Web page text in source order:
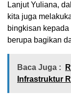
Lanjut Yuliana,
kita juga
bingkisan
berupa bagikan
Baca Juga :
Infrastruktur